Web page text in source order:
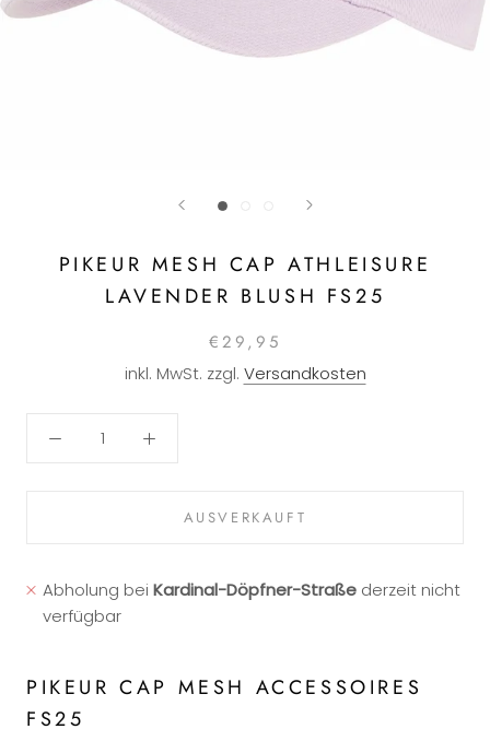
PIKEUR MESH CAP ATHLEISURE
LAVENDER BLUSH FS25
€29,95
inkl. MwSt. zzgl. Versandkosten
AUSVERKAUFT
Abholung beiKardinal-Döpfner-Straße derzeit nicht
verfügbar
PIKEUR CAP MESH ACCESSOIRES
FS25